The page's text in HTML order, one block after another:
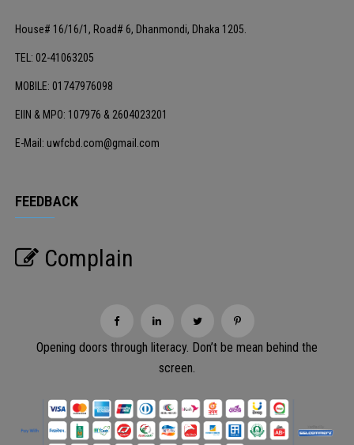
House# 16/16/1, Road# 6, Dhanmondi, Dhaka 1205.
TEL: 02-41063205
MOBILE: 01747976098
EIIN & MPO: 107976 & 2604023201
E-Mail: uwfcbd.com@gmail.com
FEEDBACK
Complain
Opening doors through literacy. Don’t be mean behind the
screen.